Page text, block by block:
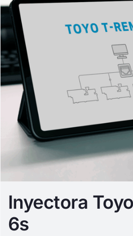
Inyectora
6s